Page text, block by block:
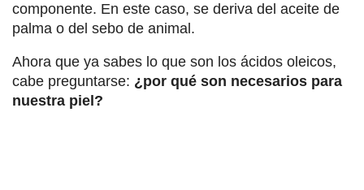
componente. En este caso, se deriva del aceite de
palma o del sebo de animal.
Ahora que ya sabes lo que son los ácidos oleicos,
cabe preguntarse: ¿por qué son necesarios para
nuestra piel?